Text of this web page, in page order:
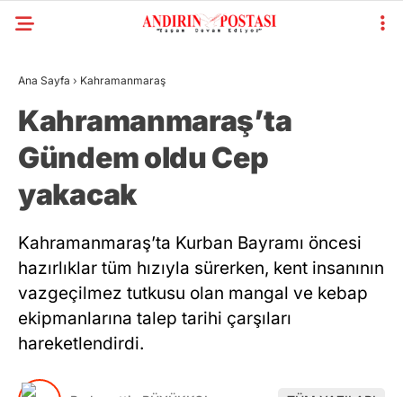
WhatsApp
KAHRAMANMARAŞ
GÜNDEM
EKONOMI
YAYINLAR
Ana Sayfa › Kahramanmaraş
Kahramanmaraş’ta
Gündem oldu Cep
yakacak
Kahramanmaraş’ta Kurban Bayramı öncesi
hazırlıklar tüm hızıyla sürerken, kent insanının
vazgeçilmez tutkusu olan mangal ve kebap
ekipmanlarına talep tarihi çarşıları
hareketlendirdi.